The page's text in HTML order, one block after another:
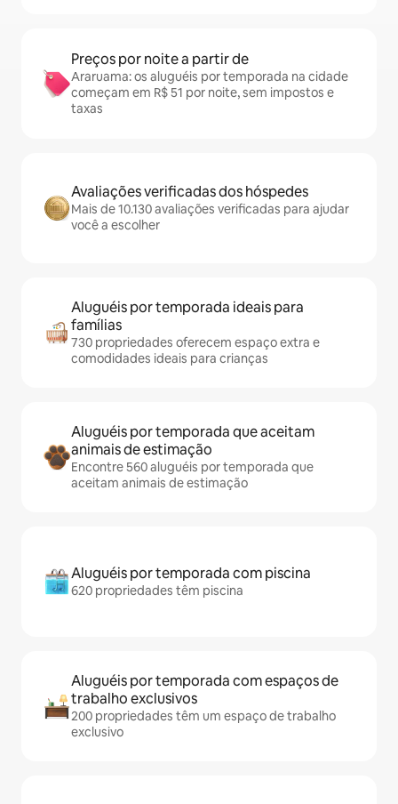
Preços por noite a partir de
Araruama: os aluguéis por temporada na cidade
começam em R$ 51 por noite, sem impostos e
taxas
Avaliações verificadas dos hóspedes
Mais de 10.130 avaliações verificadas para ajudar
você a escolher
Aluguéis por temporada ideais para
famílias
730 propriedades oferecem espaço extra e
comodidades ideais para crianças
Aluguéis por temporada que aceitam
animais de estimação
Encontre 560 aluguéis por temporada que
aceitam animais de estimação
Aluguéis por temporada com piscina
620 propriedades têm piscina
Aluguéis por temporada com espaços de
trabalho exclusivos
200 propriedades têm um espaço de trabalho
exclusivo